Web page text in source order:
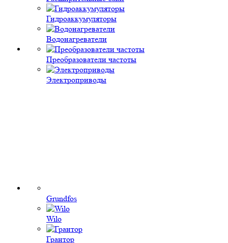
Гидроаккумуляторы
Водонагреватели
Преобразователи частоты
Электроприводы
Grundfos
Wilo
Грантор